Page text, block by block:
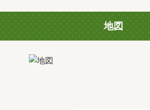
地図